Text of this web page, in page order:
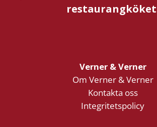
Verner & Verner
Om Verner & Verner
Kontakta oss
Integritetspolicy